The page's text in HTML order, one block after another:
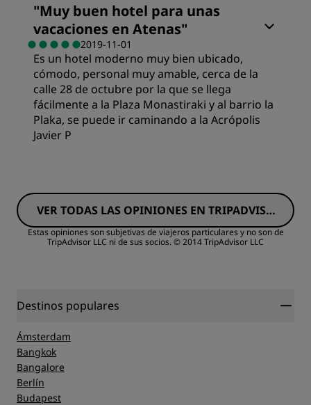
Ubicación
Servicio
"Muy buen hotel para unas
vacaciones en Atenas"
2019-11-01
Es un hotel moderno muy bien ubicado,
cómodo, personal muy amable, cerca de la
calle 28 de octubre por la que se llega
fácilmente a la Plaza Monastiraki y al barrio la
Plaka, se puede ir caminando a la Acrópolis
Javier P
Calidad/precio
Ubicación
Limpieza
Servicio
VER TODAS LAS OPINIONES EN TRIPADVISO
R
Estas opiniones son subjetivas de viajeros particulares y no son de
TripAdvisor LLC ni de sus socios.© 2014 TripAdvisor LLC
Destinos populares
Ámsterdam
Bangkok
Bangalore
Berlín
Budapest